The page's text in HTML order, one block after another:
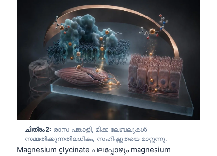
ചിത്രം 2: രാസ പങ്കാളി, മിക്ക ലേബലുകൾ
സമ്മതിക്കുന്നതിലധികം, സഹിഷ്ണുതയെ മാറ്റുന്നു.
Magnesium glycinate പലപ്പോഴും magnesium